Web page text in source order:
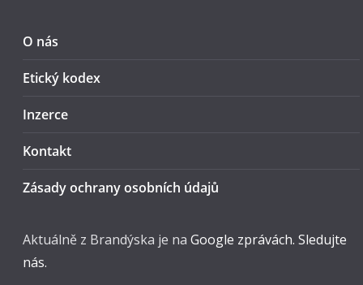
O nás
Etický kodex
Inzerce
Kontakt
Zásady ochrany osobních údajů
Aktuálně z Brandýska je na Google zprávách. Sledujte
nás.